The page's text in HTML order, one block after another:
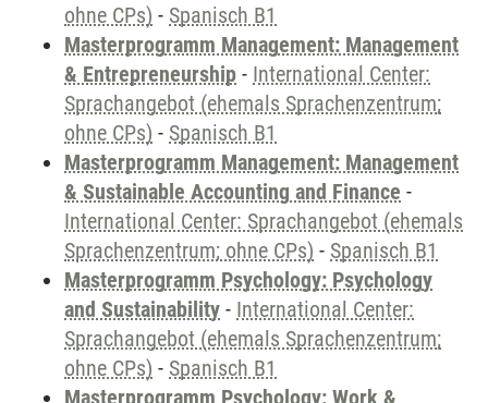
ohne CPs) - Spanisch B1
Masterprogramm Management: Management
& Entrepreneurship - International Center:
Sprachangebot (ehemals Sprachenzentrum;
ohne CPs) - Spanisch B1
Masterprogramm Management: Management
& Sustainable Accounting and Finance -
International Center: Sprachangebot (ehemals
Sprachenzentrum; ohne CPs) - Spanisch B1
Masterprogramm Psychology: Psychology
and Sustainability - International Center:
Sprachangebot (ehemals Sprachenzentrum;
ohne CPs) - Spanisch B1
Masterprogramm Psychology: Work &